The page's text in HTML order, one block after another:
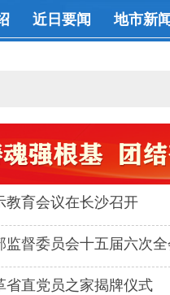
近日要闻 地市新
教育会议在长沙召开
监督委员会十五届六次
省直党员之家揭牌仪式